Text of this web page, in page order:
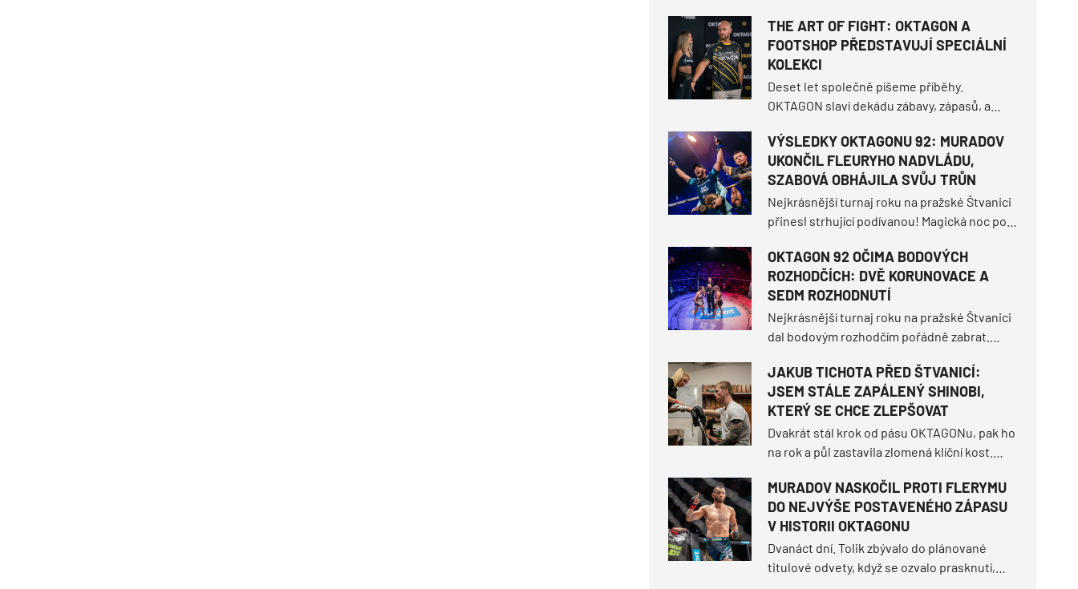
THE ART OF FIGHT: OKTAGON A
FOOTSHOP PŘEDSTAVUJÍ SPECIÁLNÍ
KOLEKCI
Deset let společně píšeme příběhy.
OKTAGON slaví dekádu zábavy, zápasů, a
příležitosti tohoto milníku jsme spojili síly s
Footshopem a vytvořili jsme speciální
kolekci The Art of Fight.
VÝSLEDKY OKTAGONU 92: MURADOV
UKONČIL FLEURYHO NADVLÁDU,
SZABOVÁ OBHÁJILA SVŮJ TRŮN
Nejkrásnější turnaj roku na pražské Štvanici
přinesl strhující podívanou! Magická noc pod
Makhmud Muradov tvrdě knockoutoval Willa
Fleuryho a usedl na šampionský trůn
polotěžké divize.
OKTAGON 92 OČIMA BODOVÝCH
ROZHODČÍCH: DVĚ KORUNOVACE A
SEDM ROZHODNUTÍ
Nejkrásnější turnaj roku na pražské Štvanici
dal bodovým rozhodčím pořádně zabrat.
limitem, ale hned sedm z deseti duelů
muselo nakonec rozseknout skóre na
kartách.
JAKUB TICHOTA PŘED ŠTVANICÍ:
JSEM STÁLE ZAPÁLENÝ SHINOBI,
KTERÝ SE CHCE ZLEPŠOVAT
Dvakrát stál krok od pásu OKTAGONu, pak ho
na rok a půl zastavila zlomená klíční kost.
pérové váhy, ve které vybojoval všechny své
úspěchy.
MURADOV NASKOČIL PROTI FLERYMU
DO NEJVÝŠE POSTAVENÉHO ZÁPASU
V HISTORII OKTAGONU
Dvanáct dní. Tolik zbývalo do plánované
titulové odvety, když se ozvalo prasknutí,